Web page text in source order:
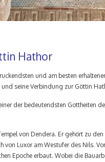
Hathor
und am besten
seine Verbindung zur Göttin
der bedeutendsten Gottheiten
von Dendera. Er gehört zu
Luxor am Westufer des Nils.
Epoche erbaut. Wobei die